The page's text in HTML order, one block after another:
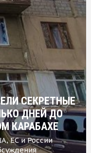
СЕКРЕТНЫЕ
ДНЕЙ ДО
КАРАБАХЕ
ЕС и России